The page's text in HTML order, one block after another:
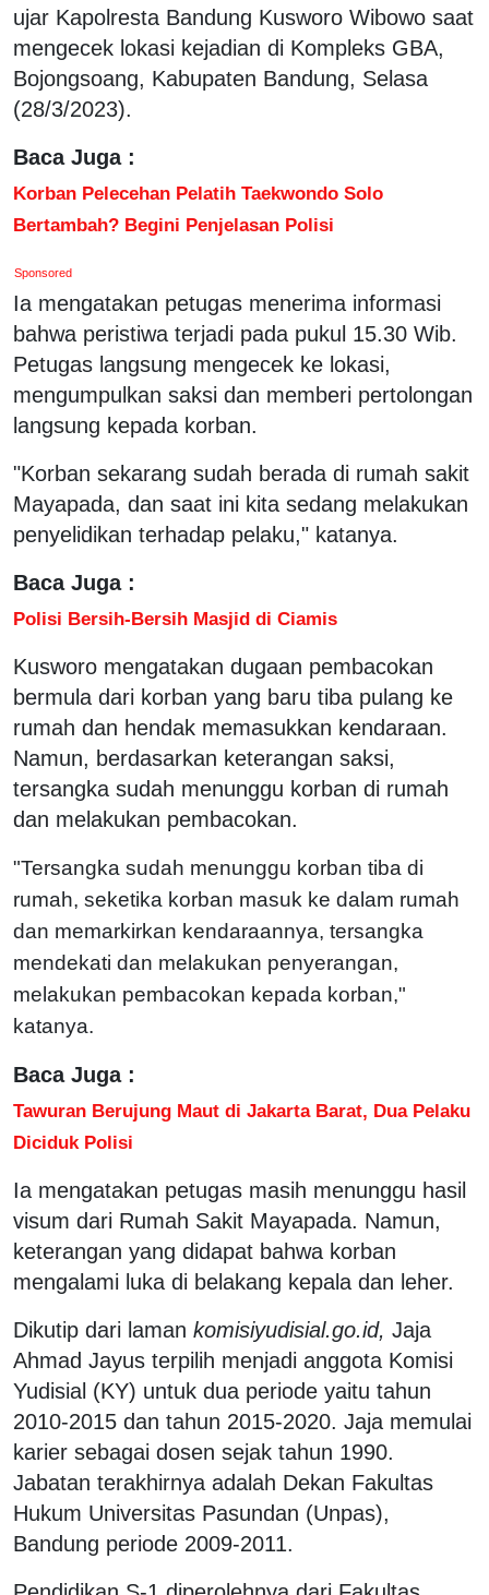
ujar Kapolresta Bandung Kusworo Wibowo saat
mengecek lokasi kejadian di Kompleks GBA,
Bojongsoang, Kabupaten Bandung, Selasa
(28/3/2023).
Baca Juga :
Korban Pelecehan Pelatih Taekwondo Solo
Bertambah? Begini Penjelasan Polisi
Sponsored
Ia mengatakan petugas menerima informasi
bahwa peristiwa terjadi pada pukul 15.30 Wib.
Petugas langsung mengecek ke lokasi,
mengumpulkan saksi dan memberi pertolongan
langsung kepada korban.
"Korban sekarang sudah berada di rumah sakit
Mayapada, dan saat ini kita sedang melakukan
penyelidikan terhadap pelaku," katanya.
Baca Juga :
Polisi Bersih-Bersih Masjid di Ciamis
Kusworo mengatakan dugaan pembacokan
bermula dari korban yang baru tiba pulang ke
rumah dan hendak memasukkan kendaraan.
Namun, berdasarkan keterangan saksi,
tersangka sudah menunggu korban di rumah
dan melakukan pembacokan.
"Tersangka sudah menunggu korban tiba di
rumah, seketika korban masuk ke dalam rumah
dan memarkirkan kendaraannya, tersangka
mendekati dan melakukan penyerangan,
melakukan pembacokan kepada korban,"
katanya.
Baca Juga :
Tawuran Berujung Maut di Jakarta Barat, Dua Pelaku
Diciduk Polisi
Ia mengatakan petugas masih menunggu hasil
visum dari Rumah Sakit Mayapada. Namun,
keterangan yang didapat bahwa korban
mengalami luka di belakang kepala dan leher.
Dikutip dari laman komisiyudisial.go.id, Jaja
Ahmad Jayus terpilih menjadi anggota Komisi
Yudisial (KY) untuk dua periode yaitu tahun
2010-2015 dan tahun 2015-2020. Jaja memulai
karier sebagai dosen sejak tahun 1990.
Jabatan terakhirnya adalah Dekan Fakultas
Hukum Universitas Pasundan (Unpas),
Bandung periode 2009-2011.